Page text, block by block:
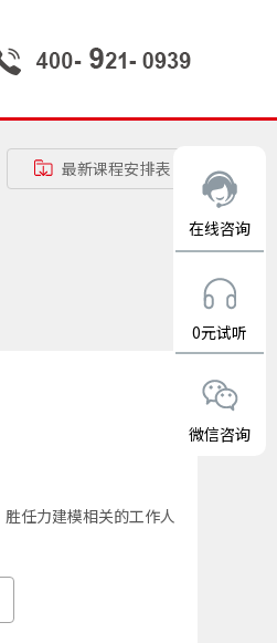
在线咨询
0元试听
微信咨询
最新课程安排表
任力建模相关的工作人